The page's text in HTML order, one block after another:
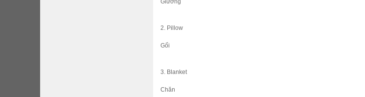
Giường
2. Pillow
Gối
3. Blanket
Chăn